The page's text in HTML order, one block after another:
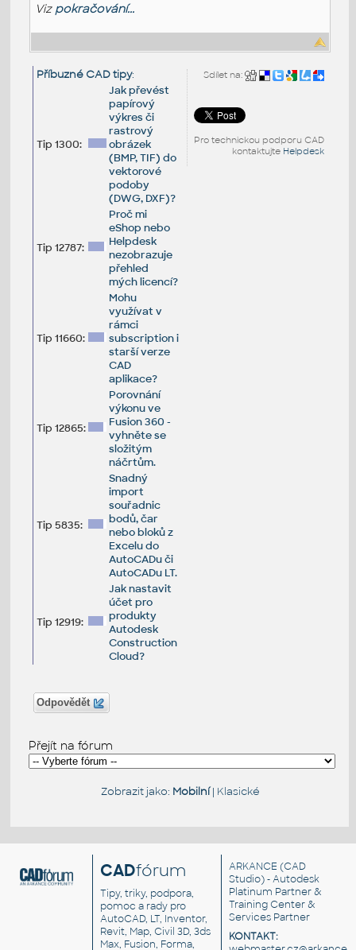
Viz pokračování...
Sdílet na:
Pro technickou podporu CAD
kontaktujte Helpdesk
Příbuzné CAD tipy:
Tip 1300:
Jak převést
papírový
výkres či
rastrový
obrázek
(BMP, TIF) do
vektorové
podoby
(DWG, DXF)?
Tip 12787:
Proč mi
eShop nebo
Helpdesk
nezobrazuje
přehled
mých licencí?
Tip 11660:
Mohu
využívat v
rámci
subscription i
starší verze
CAD
aplikace?
Tip 12865:
Porovnání
výkonu ve
Fusion 360 -
vyhněte se
složitým
náčrtům.
Tip 5835:
Snadný
import
souřadnic
bodů, čar
nebo bloků z
Excelu do
AutoCADu či
AutoCADu LT.
Tip 12919:
Jak nastavit
účet pro
produkty
Autodesk
Construction
Cloud?
Odpovědět
Přejít na fórum
Zobrazit jako: Mobilní| Klasické
CADfórum
Tipy, triky, podpora,
pomoc a rady pro
AutoCAD, LT, Inventor,
Revit, Map, Civil 3D, 3ds
Max, Fusion, Forma,
ARKANCE (CAD
Studio) - Autodesk
Platinum Partner &
Training Center &
Services Partner
KONTAKT: